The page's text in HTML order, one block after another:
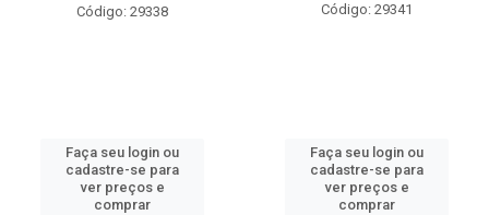
Código: 29338
Faça seu login ou
cadastre-se para
ver preços e
comprar
Código: 29341
Faça seu login ou
cadastre-se para
ver preços e
comprar